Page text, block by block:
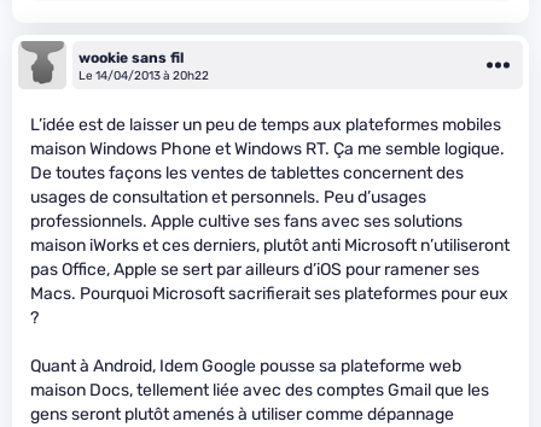
wookie sans fil
Le 14/04/2013 à 20h22
L’idée est de laisser un peu de temps aux plateformes mobiles
maison Windows Phone et Windows RT. Ça me semble logique.
De toutes façons les ventes de tablettes concernent des
usages de consultation et personnels. Peu d’usages
professionnels. Apple cultive ses fans avec ses solutions
maison iWorks et ces derniers, plutôt anti Microsoft n’utiliseront
pas Office, Apple se sert par ailleurs d’iOS pour ramener ses
Macs. Pourquoi Microsoft sacrifierait ses plateformes pour eux
?
Quant à Android, Idem Google pousse sa plateforme web
maison Docs, tellement liée avec des comptes Gmail que les
gens seront plutôt amenés à utiliser comme dépannage